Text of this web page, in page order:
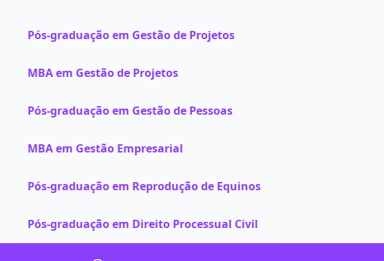
Pós-graduação em Gestão de Projetos
MBA em Gestão de Projetos
Pós-graduação em Gestão de Pessoas
MBA em Gestão Empresarial
Pós-graduação em Reprodução de Equinos
Pós-graduação em Direito Processual Civil